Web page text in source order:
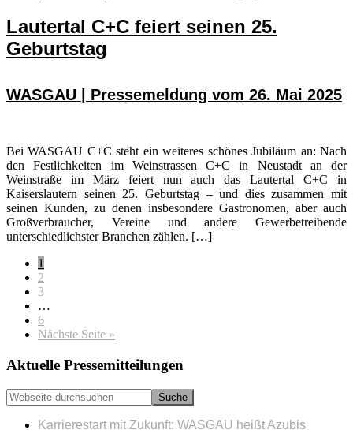
Lautertal C+C feiert seinen 25.
Geburtstag
WASGAU | Pressemeldung vom 26. Mai 2025
Bei WASGAU C+C steht ein weiteres schönes Jubiläum an: Nach
den Festlichkeiten im Weinstrassen C+C in Neustadt an der
Weinstraße im März feiert nun auch das Lautertal C+C in
Kaiserslautern seinen 25. Geburtstag – und dies zusammen mit
seinen Kunden, zu denen insbesondere Gastronomen, aber auch
Großverbraucher, Vereine und andere Gewerbetreibende
unterschiedlichster Branchen zählen. […]
Seite
1
Seite
2
Seite
3
Zwischenseiten
…
Seite
6
Nächste Seite aufrufen
»
Seitenspalte
Aktuelle Pressemitteilungen
Webseite
durchsuchen
Karrierestart mit Zukunft: WASGAU heißt Azubis